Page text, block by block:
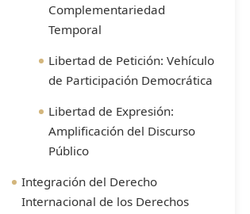
Complementariedad
Temporal
Libertad de Petición: Vehículo
de Participación Democrática
Libertad de Expresión:
Amplificación del Discurso
Público
Integración del Derecho
Internacional de los Derechos